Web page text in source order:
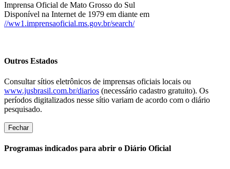
Imprensa Oficial de Mato Grosso do Sul
Disponível na Internet de 1979 em diante em
//ww1.imprensaoficial.ms.gov.br/search/
Outros Estados
Consultar sítios eletrônicos de imprensas oficiais locais ou
www.jusbrasil.com.br/diarios (necessário cadastro gratuito). Os
períodos digitalizados nesse sítio variam de acordo com o diário
pesquisado.
Fechar
Programas indicados para abrir o Diário Oficial